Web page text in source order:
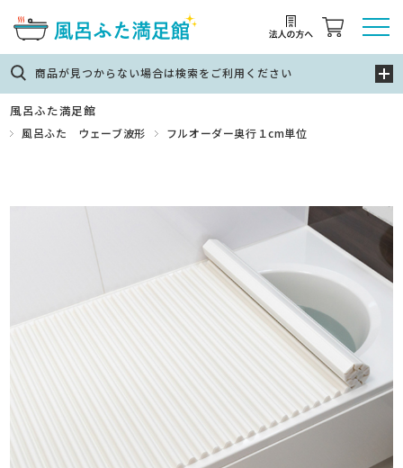
商品が見つからない場合は検索をご利用ください
風呂ふた満足館
風呂ふた ウェーブ波形 フルオーダー奥行１cm単位